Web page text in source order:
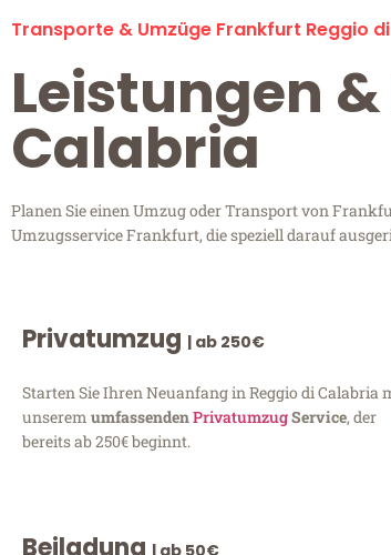
Transporte & Umzüge Frankfurt Reggio
Leistungen
Calabria
Planen Sie einen Umzug oder Transport von
Umzugsservice Frankfurt, die speziell darauf
Privatumzug | ab 250€
Starten Sie Ihren Neuanfang in Reggio di Calabria
unserem umfassendenPrivatumzugService, der
bereits ab 250€ beginnt.
Beiladung | ab 50€